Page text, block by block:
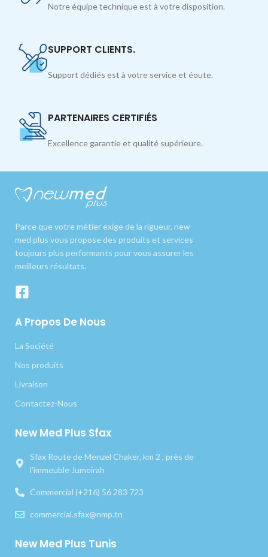
Notre équipe technique est à votre disposition.
SUPPORT CLIENTS.
Support dédiés est à votre service et éoute.
PARTENAIRES CERTIFIÉS
Excellence garantie et qualité supérieure.
Parce que votre métier exige de la rigueur, new
med plus vous propose des produits et services
toujours plus performants pour vous assurer les
meilleurs résultats.
A Propos De Nous
La Société
Nos produits
Livraison
Contactez-Nous
New Med Plus Sfax
Sfax Route de Menzel Chaker, km 2 , près de
l’immeuble Jumeirah
Commercial (+216) 56 283 723
commercial.sfax@nmp.tn
New Med Plus Tunis